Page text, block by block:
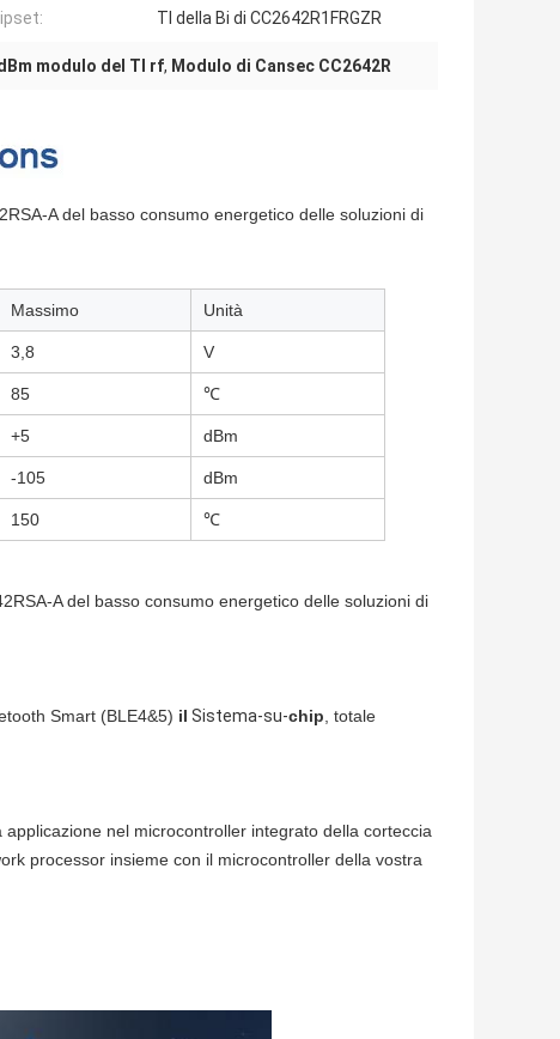
TI della Bi di CC2642R1FRGZR
modulo del TI rf, Modulo di Cansec CC2642R
A del basso consumo energetico delle soluzioni di
Massimo Unità
3,8 V
85 ℃
+5 dBm
-105 dBm
150 ℃
A del basso consumo energetico delle soluzioni di
Smart (BLE4&5) il Sistema-su-chip, totale
nel microcontroller integrato della corteccia
processor insieme con il microcontroller della vostra